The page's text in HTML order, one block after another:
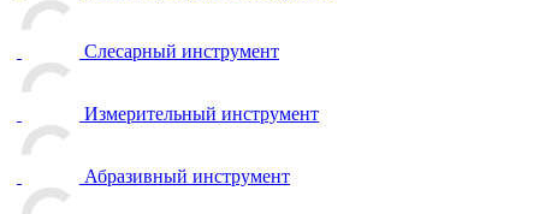
Слесарный инструмент
Измерительный инструмент
Абразивный инструмент